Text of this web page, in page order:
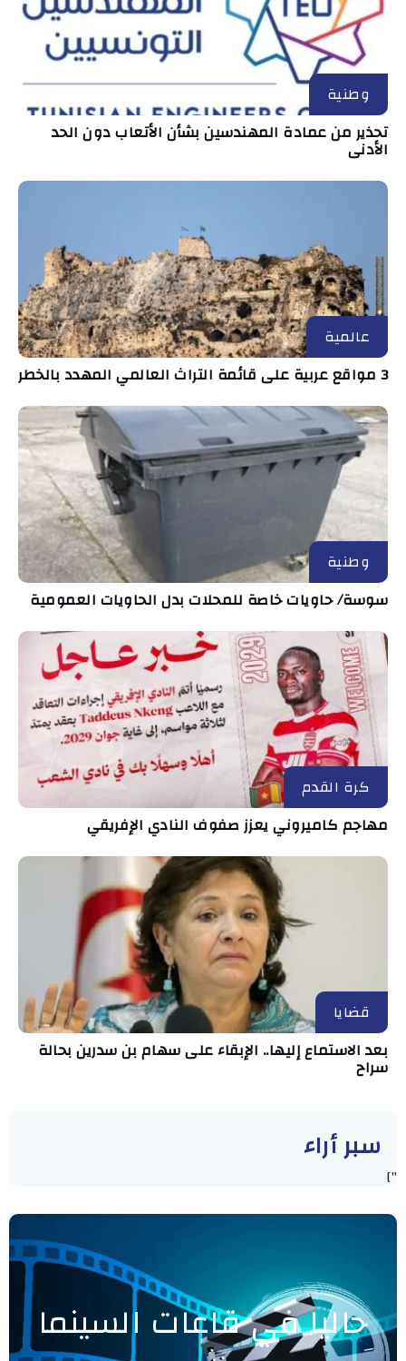
وطنية
تحذير من عمادة المهندسين بشأن الأتعاب دون الحد
الأدنى
عالمية
3 مواقع عربية على قائمة التراث العالمي المهدد بالخطر
وطنية
سوسة/ حاويات خاصة للمحلات بدل الحاويات العمومية
كرة القدم
مهاجم كاميروني يعزز صفوف النادي الإفريقي
قضايا
بعد الاستماع إليها.. الإبقاء على سهام بن سدرين بحالة
سراح
سبر أراء
"]
حاليا في قاعات السينما